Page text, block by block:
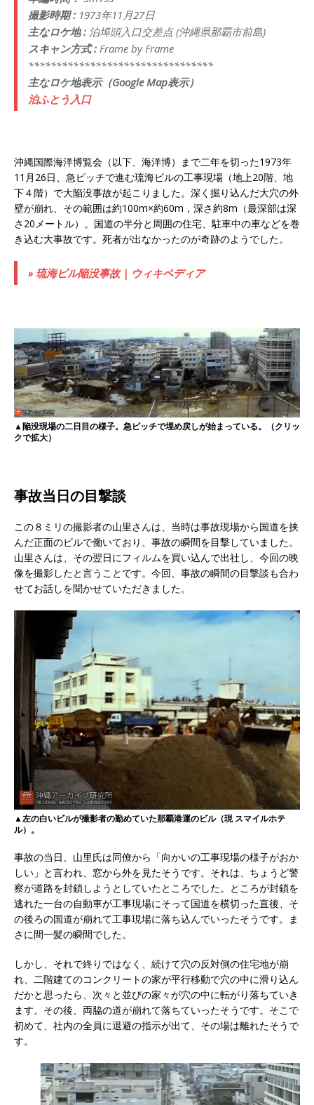
撮影時期 : 1973年11月27日
主なロケ地 : 泊埠頭入口交差点 (沖縄県那覇市前島)
スキャン方式 : Frame by Frame
*********************************
主なロケ地表示（Google Map表示）
泊ふとう入口
沖縄国際海洋博覧会（以下、海洋博）まで二年を切った1973年
11月26日、急ピッチで進む琉海ビルの工事現場（地上20階、地
下４階）で大陥没事故が起こりました。深く掘り込んだ大穴の外
壁が崩れ、その範囲は約100m×約60m，深さ約8m（最深部は深
さ20メートル）。国道の半分と周囲の住宅、駐車中の車などを巻
き込む大事故です。死者が出なかったのが奇跡のようでした。
» 琉海ビル陥没事故 | ウィキペディア
▲陥没現場の二日目の様子。急ピッチで埋め戻しが始まっている。（クリッ
クで拡大）
事故当日の目撃談
この８ミリの撮影者の山里さんは、当時は事故現場から国道を挟
んだ正面のビルで働いており、事故の瞬間を目撃していました。
山里さんは、その翌日にフィルムを買い込んで出社し、今回の映
像を撮影したと言うことです。今回、事故の瞬間の目撃談も合わ
せてお話しを聞かせていただきました。
▲左の白いビルが撮影者の勤めていた那覇港運のビル（現 スマイルホテ
ル）。
事故の当日、山里氏は同僚から「向かいの工事現場の様子がおか
しい」と言われ、窓から外を見たそうです。それは、ちょうど警
察が道路を封鎖しようとしていたところでした。ところが封鎖を
逃れた一台の自動車が工事現場にそって国道を横切った直後、そ
の後ろの国道が崩れて工事現場に落ち込んでいったそうです。ま
さに間一髪の瞬間でした。
しかし、それで終りではなく、続けて穴の反対側の住宅地が崩
れ、二階建てのコンクリートの家が平行移動で穴の中に滑り込ん
だかと思ったら、次々と並びの家々が穴の中に転がり落ちていき
ます。その後、両脇の道が崩れて落ちていったそうです。そこで
初めて、社内の全員に退避の指示が出て、その場は離れたそうで
す。